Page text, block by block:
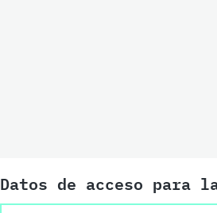
Datos de acceso para